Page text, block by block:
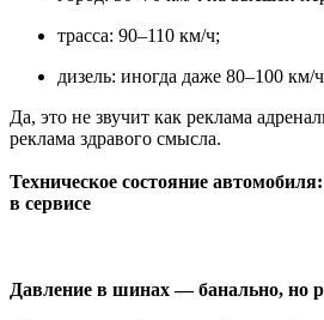
трасса: 90–110 км/ч;
дизель: иногда даже 80–100 км/
Да, это не звучит как реклама
реклама здравого смысла.
Техническое состояние
в сервисе
Давление в шинах — банально, но